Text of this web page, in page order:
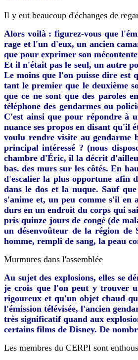
Il y eut beaucoup d'échanges de
Alors voilà : figurez-vous que
rage et l'un d'eux, un ancien
que pour exprimer son
Et il n'était pas le seul, un autre
Le moins que l'on puisse dire est
tant le premier que le deuxième
que ce ne sont que des paroles
téléphone des gendarmes ou
C'est ainsi que pour répondre à
nuance ses propos en disant qu'il
voulu rendre visite au gendarme
principal intéressé ? (nous
chambre d'Éric, il la décrit
bas. des murs sur les côtés. En
d'escalier la plus opportune afin
dans le dos et la nuque. Sauf
s'anime et, un peu comme s'il
durs en un endroit du corps qui
pris quinze jours de congé (de
un désenvoûteur de la région de
homme, rempli de sang, la peau
Murmures dans l'assemblée
Au sujet des explosions, elles se
je crois que l'on peut y trouver
rigoureux et qu'un objet chaud
l'émission télévisée, l'ancien
très significatif quand aux
certains films de Disney. De
Les membres du CERPI sont